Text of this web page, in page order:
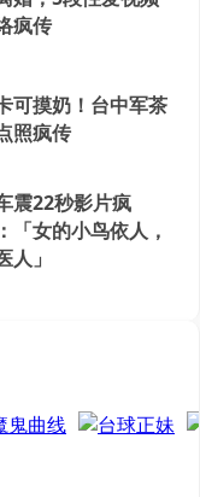
疯传
可摸奶！台中军茶
照疯传
震22秒影片疯
「女的小鸟依人，
人」